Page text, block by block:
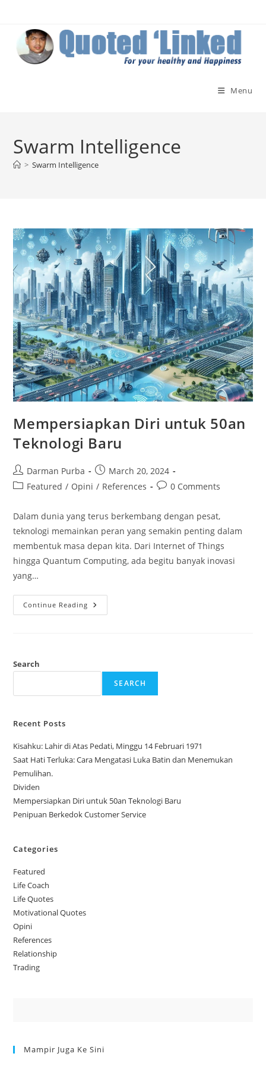
content
Menu
Swarm Intelligence
> Swarm Intelligence
Mempersiapkan Diri untuk 50an
Teknologi Baru
Post
author:
Darman Purba
Post
published:
March 20, 2024
PostFeatured / Opini / References
Post0 Comments
Dalam dunia yang terus berkembang dengan pesat,
teknologi memainkan peran yang semakin penting dalam
membentuk masa depan kita. Dari Internet of Things
hingga Quantum Computing, ada begitu banyak inovasi
yang…
Continue Reading Mempersiapkan
Diri
Search
SEARCH
Recent Posts
Kisahku: Lahir di Atas Pedati, Minggu 14 Februari 1971
Saat Hati Terluka: Cara Mengatasi Luka Batin dan Menemukan
Pemulihan.
Dividen
Mempersiapkan Diri untuk 50an Teknologi Baru
Penipuan Berkedok Customer Service
Categories
Featured
Life Coach
Life Quotes
Motivational Quotes
Opini
References
Relationship
Trading
Mampir Juga Ke Sini